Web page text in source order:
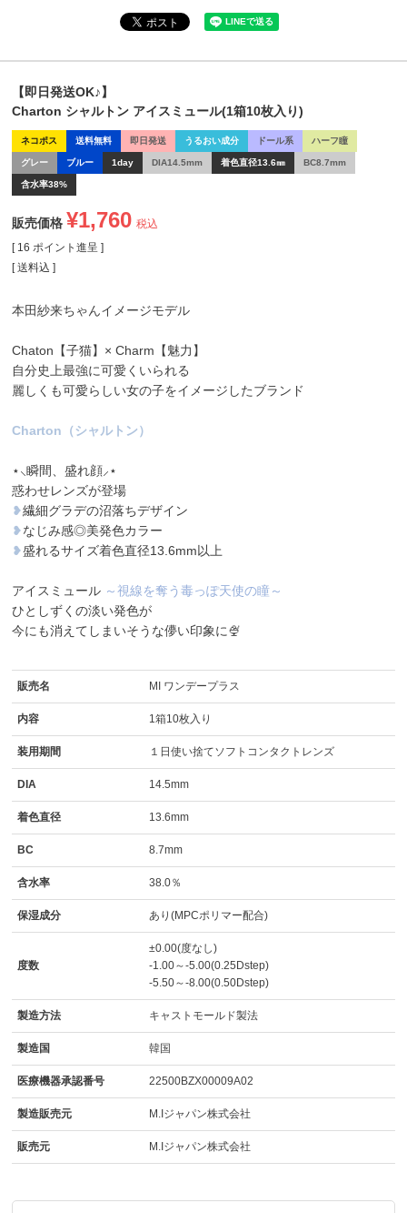
【即日発送OK♪】
Charton シャルトン アイスミュール(1箱10枚入り)
ネコポス 送料無料 即日発送 うるおい成分 ドール系 ハーフ瞳
グレー ブルー 1day DIA14.5mm 着色直径13.6㎜ BC8.7mm
含水率38%
販売価格 ¥1,760 税込
[ 16 ポイント進呈 ]
送料込
本田紗来ちゃんイメージモデル
Chaton【子猫】× Charm【魅力】
自分史上最強に可愛くいられる
麗しくも可愛らしい女の子をイメージしたブランド
Charton（シャルトン）
⋆⸜瞬間、盛れ顔⸝⋆
惑わせレンズが登場
❥繊細グラデの沼落ちデザイン
❥なじみ感◎美発色カラー
❥盛れるサイズ着色直径13.6mm以上
アイスミュール ～視線を奪う毒っぽ天使の瞳～
ひとしずくの淡い発色が
今にも消えてしまいそうな儚い印象に🍨
販売名 MI ワンデープラス
内容 1箱10枚入り
装用期間 １日使い捨てソフトコンタクトレンズ
DIA 14.5mm
着色直径 13.6mm
BC 8.7mm
含水率 38.0％
保湿成分 あり(MPCポリマー配合)
度数
±0.00(度なし)
-1.00～-5.00(0.25Dstep)
-5.50～-8.00(0.50Dstep)
製造方法 キャストモールド製法
製造国 韓国
医療機器承認番号 22500BZX00009A02
製造販売元 M.Iジャパン株式会社
販売元 M.Iジャパン株式会社